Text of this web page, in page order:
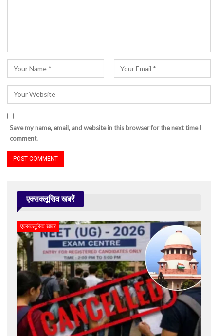
Save my name, email, and website in this browser for the next time I
comment.
एक्सक्लूसिव खबरें
एक्सक्लूसिव खबरें